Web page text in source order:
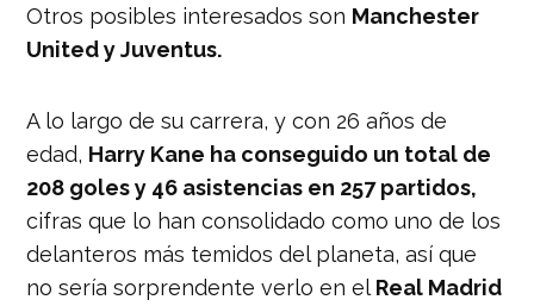
Otros posibles interesados son Manchester
United y Juventus.
A lo largo de su carrera, y con 26 años de
edad, Harry Kane ha conseguido un total de
208 goles y 46 asistencias en 257 partidos,
cifras que lo han consolidado como uno de los
delanteros más temidos del planeta, así que
no sería sorprendente verlo en el Real Madrid